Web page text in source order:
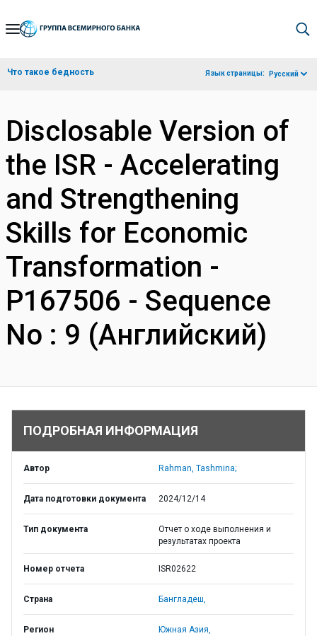
Skip
Navigation
Что такое бедность Язык страницы: Русский
Disclosable Version of
the ISR - Accelerating
and Strengthening
Skills for Economic
Transformation -
P167506 - Sequence
No : 9 (Английский)
ПОДРОБНАЯ ИНФОРМАЦИЯ
Автор Rahman, Tashmina;
Дата подготовки документа 2024/12/14
Тип документа
Отчет о ходе выполнения и
результатах проекта
Номер отчета ISR02622
Страна Бангладеш,
Регион Южная Азия,